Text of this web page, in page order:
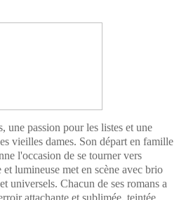
une passion pour les listes et une
vieilles dames. Son départ en famille
l'occasion de se tourner vers
lumineuse met en scène avec brio
universels. Chacun de ses romans a
attachante et sublimée, teintée